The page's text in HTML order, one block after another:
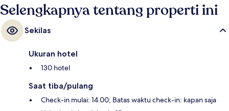
Selengkapnya tentang properti ini
Sekilas
Ukuran hotel
130 hotel
Saat tiba/pulang
Check-in mulai: 14.00; Batas waktu check-in: kapan saja